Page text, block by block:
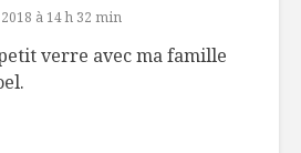
à 14 h 32 min
verre avec ma famille